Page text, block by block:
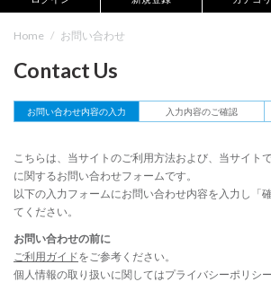
Home / お問い合わせ
Contact Us
お問い合わせ内容の入力 入力内容のご確認
こちらは、当サイトのご利用方法および、当サイト
に関するお問い合わせフォームです。
以下の入力フォームにお問い合わせ内容を入力し「
てください。
お問い合わせの前に
ご利用ガイドをご参考ください。
個人情報の取り扱いに関してはプライバシーポリシー